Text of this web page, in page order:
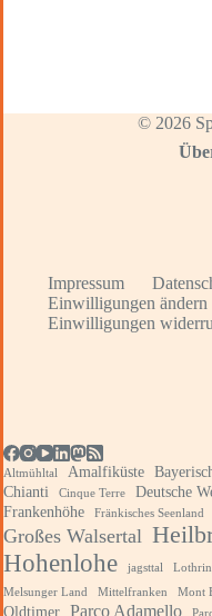
© 2026
Impressum
Einwilligungen ändern
Einwilligungen
Altmühltal Amalfiküste
Chianti Cinque Terre Deutsche
Frankenhöhe
Fränkisches Seenland
Großes Walsertal
Hohenlohe jagsttal
Melsunger Land Mittelfranken Mont
Oldtimer Parco Adamello